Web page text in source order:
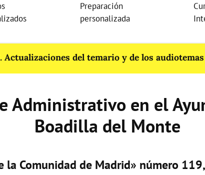
Preparación
personalizada
Actualizaciones del temario y de los
Administrativo en el
Boadilla del Monte
la Comunidad de Madrid» número